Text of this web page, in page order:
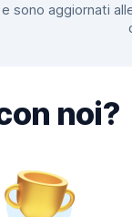
sono aggiornati
noi?